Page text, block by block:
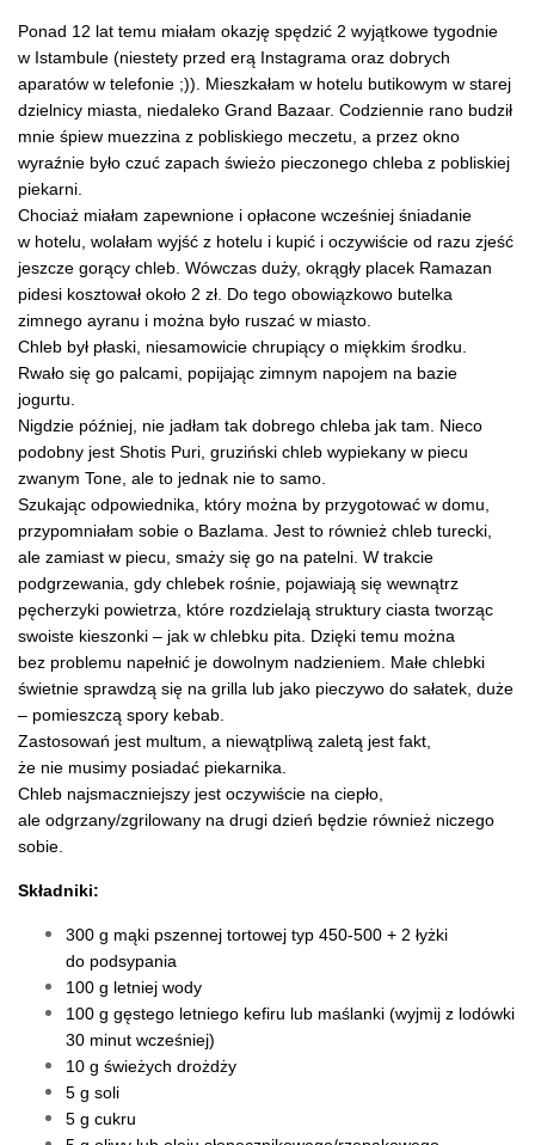
Ponad 12 lat temu miałam okazję spędzić 2 wyjątkowe tygodnie
w Istambule (niestety przed erą Instagrama oraz dobrych
aparatów w telefonie ;)). Mieszkałam w hotelu butikowym w starej
dzielnicy miasta, niedaleko Grand Bazaar. Codziennie rano budził
mnie śpiew muezzina z pobliskiego meczetu, a przez okno
wyraźnie było czuć zapach świeżo pieczonego chleba z pobliskiej
piekarni.
Chociaż miałam zapewnione i opłacone wcześniej śniadanie
w hotelu, wolałam wyjść z hotelu i kupić i oczywiście od razu zjeść
jeszcze gorący chleb. Wówczas duży, okrągły placek Ramazan
pidesi kosztował około 2 zł. Do tego obowiązkowo butelka
zimnego ayranu i można było ruszać w miasto.
Chleb był płaski, niesamowicie chrupiący o miękkim środku.
Rwało się go palcami, popijając zimnym napojem na bazie
jogurtu.
Nigdzie później, nie jadłam tak dobrego chleba jak tam. Nieco
podobny jest Shotis Puri, gruziński chleb wypiekany w piecu
zwanym Tone, ale to jednak nie to samo.
Szukając odpowiednika, który można by przygotować w domu,
przypomniałam sobie o Bazlama. Jest to również chleb turecki,
ale zamiast w piecu, smaży się go na patelni. W trakcie
podgrzewania, gdy chlebek rośnie, pojawiają się wewnątrz
pęcherzyki powietrza, które rozdzielają struktury ciasta tworząc
swoiste kieszonki – jak w chlebku pita. Dzięki temu można
bez problemu napełnić je dowolnym nadzieniem. Małe chlebki
świetnie sprawdzą się na grilla lub jako pieczywo do sałatek, duże
– pomieszczą spory kebab.
Zastosowań jest multum, a niewątpliwą zaletą jest fakt,
że nie musimy posiadać piekarnika.
Chleb najsmaczniejszy jest oczywiście na ciepło,
ale odgrzany/zgrilowany na drugi dzień będzie również niczego
sobie.
Składniki:
300 g mąki pszennej tortowej typ 450-500 + 2 łyżki
do podsypania
100 g letniej wody
100 g gęstego letniego kefiru lub maślanki (wyjmij z lodówki
30 minut wcześniej)
10 g świeżych drożdży
5 g soli
5 g cukru